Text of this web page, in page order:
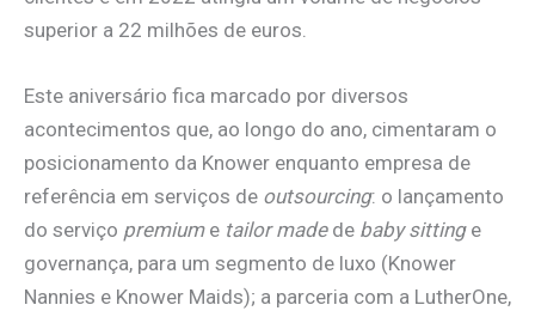
superior a 22 milhões de euros.
Este aniversário fica marcado por diversos
acontecimentos que, ao longo do ano, cimentaram o
posicionamento da Knower enquanto empresa de
referência em serviços de outsourcing: o lançamento
do serviço premiume tailor madede baby sittinge
governança, para um segmento de luxo (Knower
Nannies e Knower Maids); a parceria com a LutherOne,